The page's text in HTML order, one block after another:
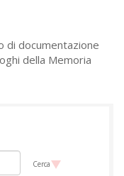
di documentazione
della Memoria
Cerca